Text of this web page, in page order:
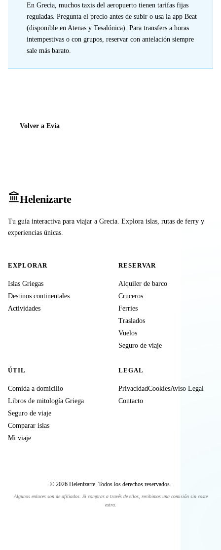
En Grecia, muchos taxis del aeropuerto tienen tarifas fijas
reguladas. Pregunta el precio antes de subir o usa la app Beat
(disponible en Atenas y Tesalónica). Para transfers a horas
intempestivas o con grupos, reservar con antelación siempre
sale más barato.
Volver a Evia
Helenizarte
Tu guía interactiva para viajar a Grecia. Explora islas, rutas de ferry y
experiencias únicas.
EXPLORAR
Islas Griegas
Destinos continentales
Actividades
RESERVAR
Alquiler de barco
Cruceros
Ferries
Traslados
Vuelos
Seguro de viaje
ÚTIL
Comida a domicilio
Libros de mitología Griega
Seguro de viaje
Comparar islas
Mi viaje
LEGAL
PrivacidadCookiesAviso Legal
Contacto
© 2026 Helenizarte. Todos los derechos reservados.
Algunos enlaces son de afiliados. Si compras a través de ellos, recibimos una comisión sin coste
extra.